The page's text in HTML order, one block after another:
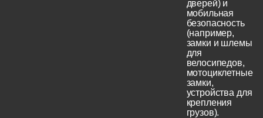
дверей) и
мобильная
безопасность
(например,
замки и шлемы
для
велосипедов,
мотоциклетные
замки,
устройства для
крепления
грузов).